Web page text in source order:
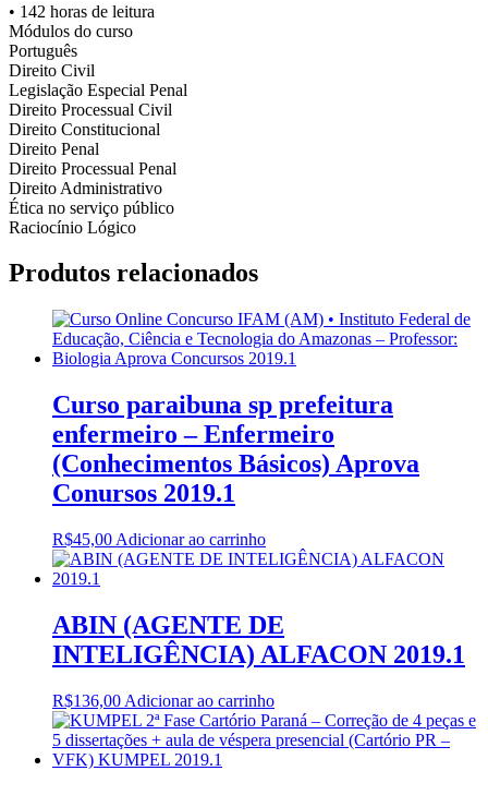
• 142 horas de leitura
Módulos do curso
Português
Direito Civil
Legislação Especial Penal
Direito Processual Civil
Direito Constitucional
Direito Penal
Direito Processual Penal
Direito Administrativo
Ética no serviço público
Raciocínio Lógico
Produtos relacionados
Curso paraibuna sp prefeitura
enfermeiro – Enfermeiro
(Conhecimentos Básicos) Aprova
Conursos 2019.1
R$45,00 Adicionar ao carrinho
ABIN (AGENTE DE
INTELIGÊNCIA) ALFACON 2019.1
R$136,00 Adicionar ao carrinho